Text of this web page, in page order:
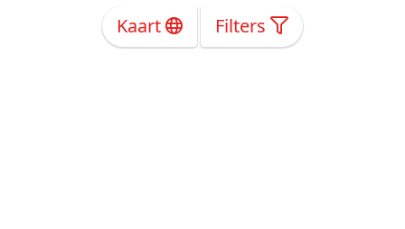
Kaart Filters